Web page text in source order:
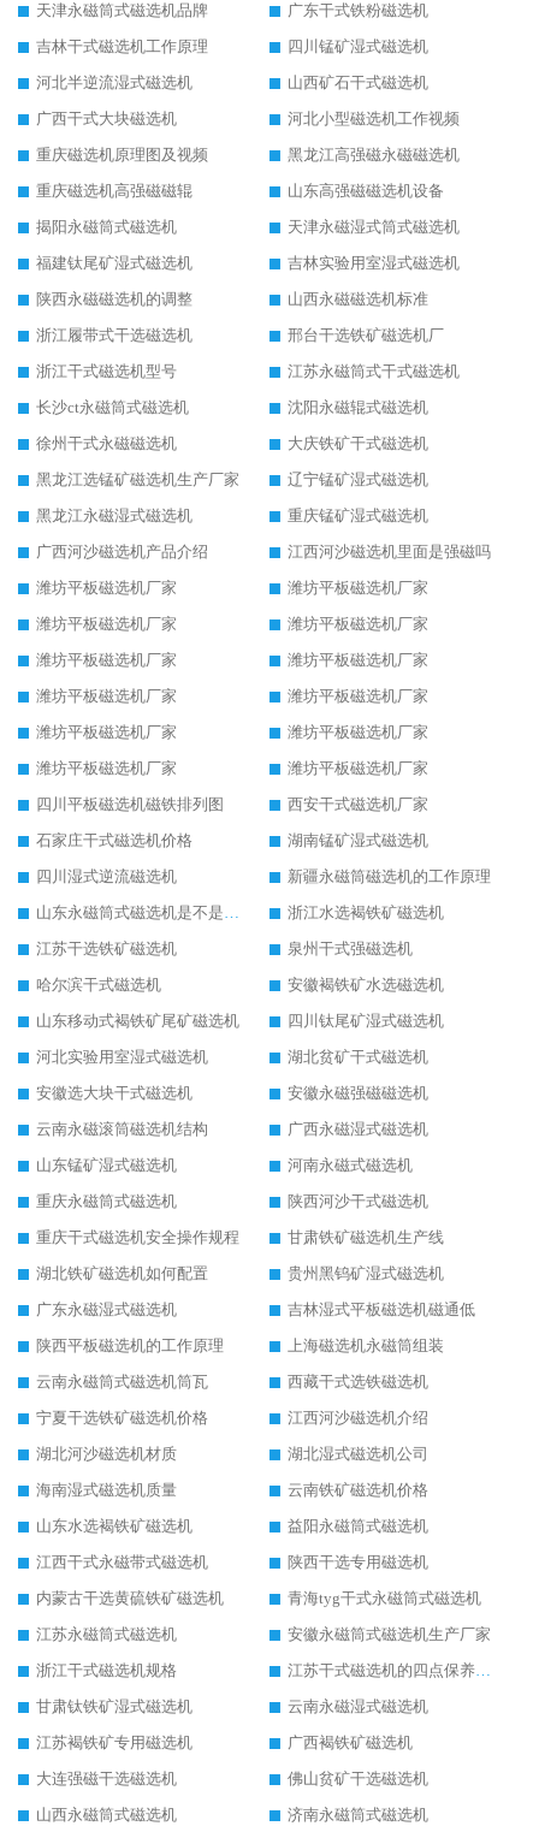
天津永磁筒式磁选机品牌
广东干式铁粉磁选机
吉林干式磁选机工作原理
四川锰矿湿式磁选机
河北半逆流湿式磁选机
山西矿石干式磁选机
广西干式大块磁选机
河北小型磁选机工作视频
重庆磁选机原理图及视频
黑龙江高强磁永磁磁选机
重庆磁选机高强磁磁辊
山东高强磁磁选机设备
揭阳永磁筒式磁选机
天津永磁湿式筒式磁选机
福建钛尾矿湿式磁选机
吉林实验用室湿式磁选机
陕西永磁磁选机的调整
山西永磁磁选机标准
浙江履带式干选磁选机
邢台干选铁矿磁选机厂
浙江干式磁选机型号
江苏永磁筒式干式磁选机
长沙ct永磁筒式磁选机
沈阳永磁辊式磁选机
徐州干式永磁磁选机
大庆铁矿干式磁选机
黑龙江选锰矿磁选机生产厂家
辽宁锰矿湿式磁选机
黑龙江永磁湿式磁选机
重庆锰矿湿式磁选机
广西河沙磁选机产品介绍
江西河沙磁选机里面是强磁吗
潍坊平板磁选机厂家
潍坊平板磁选机厂家
潍坊平板磁选机厂家
潍坊平板磁选机厂家
潍坊平板磁选机厂家
潍坊平板磁选机厂家
潍坊平板磁选机厂家
潍坊平板磁选机厂家
潍坊平板磁选机厂家
潍坊平板磁选机厂家
潍坊平板磁选机厂家
潍坊平板磁选机厂家
四川平板磁选机磁铁排列图
西安干式磁选机厂家
石家庄干式磁选机价格
湖南锰矿湿式磁选机
四川湿式逆流磁选机
新疆永磁筒磁选机的工作原理
山东永磁筒式磁选机是不是强磁
浙江水选褐铁矿磁选机
江苏干选铁矿磁选机
泉州干式强磁选机
哈尔滨干式磁选机
安徽褐铁矿水选磁选机
山东移动式褐铁矿尾矿磁选机
四川钛尾矿湿式磁选机
河北实验用室湿式磁选机
湖北贫矿干式磁选机
安徽选大块干式磁选机
安徽永磁强磁磁选机
云南永磁滚筒磁选机结构
广西永磁湿式磁选机
山东锰矿湿式磁选机
河南永磁式磁选机
重庆永磁筒式磁选机
陕西河沙干式磁选机
重庆干式磁选机安全操作规程
甘肃铁矿磁选机生产线
湖北铁矿磁选机如何配置
贵州黑钨矿湿式磁选机
广东永磁湿式磁选机
吉林湿式平板磁选机磁通低
陕西平板磁选机的工作原理
上海磁选机永磁筒组装
云南永磁筒式磁选机筒瓦
西藏干式选铁磁选机
宁夏干选铁矿磁选机价格
江西河沙磁选机介绍
湖北河沙磁选机材质
湖北湿式磁选机公司
海南湿式磁选机质量
云南铁矿磁选机价格
山东水选褐铁矿磁选机
益阳永磁筒式磁选机
江西干式永磁带式磁选机
陕西干选专用磁选机
内蒙古干选黄硫铁矿磁选机
青海tyg干式永磁筒式磁选机
江苏永磁筒式磁选机
安徽永磁筒式磁选机生产厂家
浙江干式磁选机规格
江苏干式磁选机的四点保养秘籍
甘肃钛铁矿湿式磁选机
云南永磁湿式磁选机
江苏褐铁矿专用磁选机
广西褐铁矿磁选机
大连强磁干选磁选机
佛山贫矿干选磁选机
山西永磁筒式磁选机
济南永磁筒式磁选机